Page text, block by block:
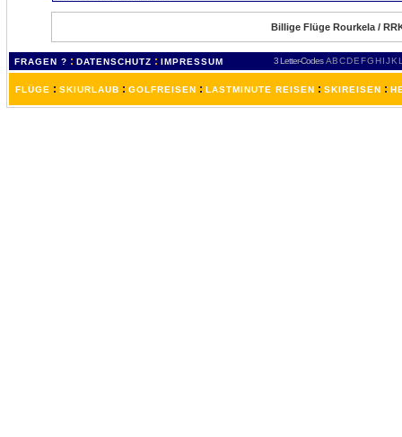
Billige Flüge Rourkela /
FRAGEN ? : DATENSCHUTZ : IMPRESSUM 3 Letter-Codes ABCDEFGH IJKL
FLÜGE : SKIURLAUB : GOLFREISEN : LASTMINUTE REISEN : SKIREISEN :